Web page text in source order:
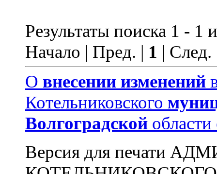
Результаты поиска 1 - 1
Начало | Пред. | 1 |
О внесении изменений
Котельниковского
Волгоградской
Версия для печати